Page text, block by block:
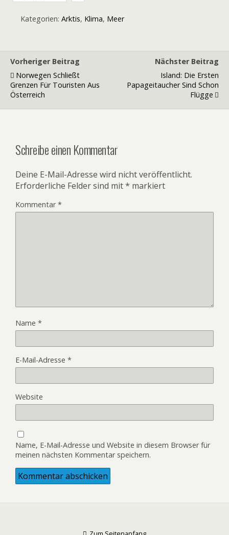
Kategorien: Arktis, Klima, Meer
Vorheriger Beitrag
Norwegen Schließt
Grenzen Für Touristen Aus
Österreich
Nächster Beitrag
Island: Die Ersten
Papageitaucher Sind Schon
Flügge
Schreibe einen Kommentar
Deine E-Mail-Adresse wird nicht veröffentlicht.
Erforderliche Felder sind mit* markiert
Kommentar*
Name *
E-Mail-Adresse *
Website
Name, E-Mail-Adresse und Website in diesem Browser für
meinen nächsten Kommentar speichern.